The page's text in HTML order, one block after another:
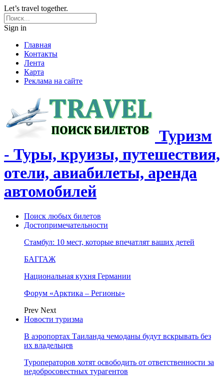
Let’s travel together.
Sign in
Главная
Контакты
Лента
Карта
Реклама на сайте
Туризм
- Туры, круизы, путешествия,
отели, авиабилеты, аренда
автомобилей
Поиск любых билетов
Достопримечательности
Стамбул: 10 мест, которые впечатлят ваших детей
БАГГАЖ
Национальная кухня Германии
Форум «Арктика – Регионы»
Prev Next
Новости туризма
В аэропортах Таиланда чемоданы будут вскрывать без
их владельцев
Туроператоров хотят освободить от ответственности за
недобросовестных турагентов